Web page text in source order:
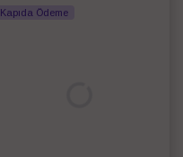
Kapıda Ödeme